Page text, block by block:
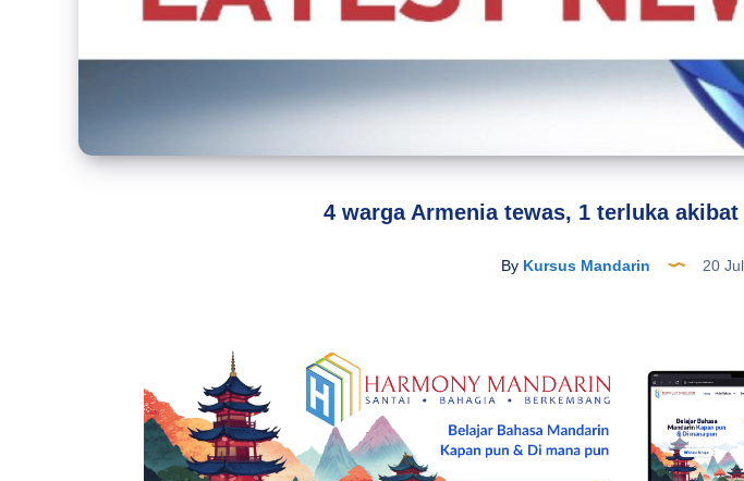
4 warga Armenia tewas, 1 terluka
ByKursus Mandarin 20